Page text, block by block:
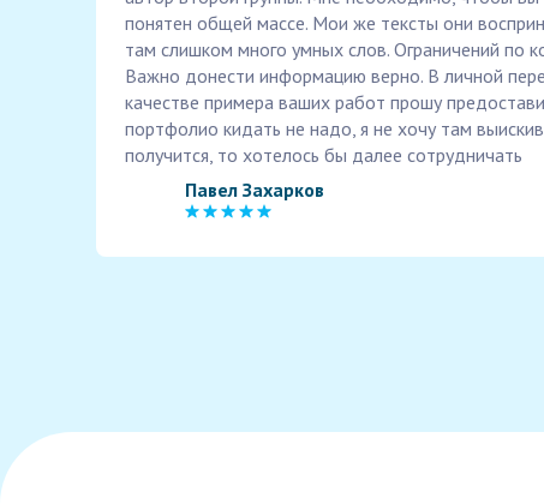
понятен общей массе. Мои же тексты они
там слишком много умных слов. Ограничений по
Важно донести информацию верно. В личной
качестве примера ваших работ прошу
портфолио кидать не надо, я не хочу там
получится, то хотелось бы далее сотрудничать
Павел Захарков